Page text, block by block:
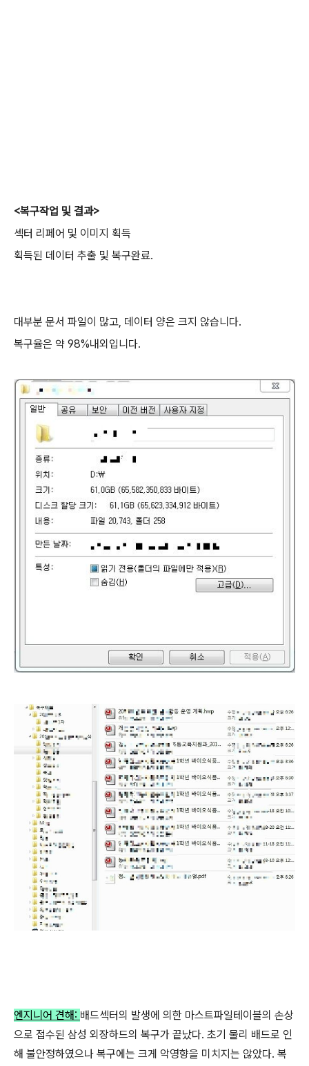
<복구작업 및 결과>
섹터 리페어 및 이미지 획득
획득된 데이터 추출 및 복구완료.
대부분 문서 파일이 많고, 데이터 양은 크지 않습니다.
복구율은 약 98%내외입니다.
엔지니어 견해: 배드섹터의 발생에 의한 마스트파일테이블의 손상
으로 접수된 삼성 외장하드의 복구가 끝났다. 초기 물리 배드로 인
해 불안정하였으나 복구에는 크게 악영향을 미치지는 않았다. 복